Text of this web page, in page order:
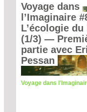
Voyage dans
l’Imaginaire
L’écologie
(1/3) —
partie avec
Pessan
Voyage dans